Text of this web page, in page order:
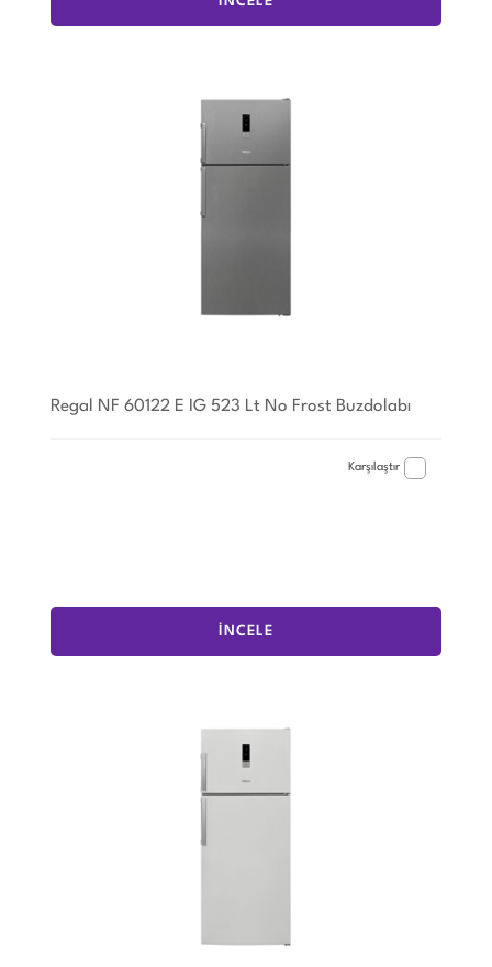
Regal NF 60122 E IG 523 Lt No Frost Buzdolabı
Karşılaştır
İNCELE